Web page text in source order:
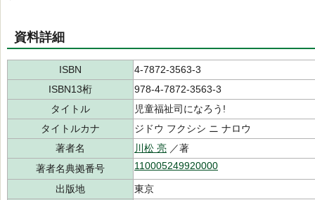
資料詳細
ISBN
4-7872-3563-3
ISBN13桁
978-4-7872-3563-3
タイトル
児童福祉司になろう!
タイトルカナ
ジドウ フクシシ ニ ナロウ
著者名
川松 亮 ／著
著者名典拠番号
110005249920000
出版地
東京